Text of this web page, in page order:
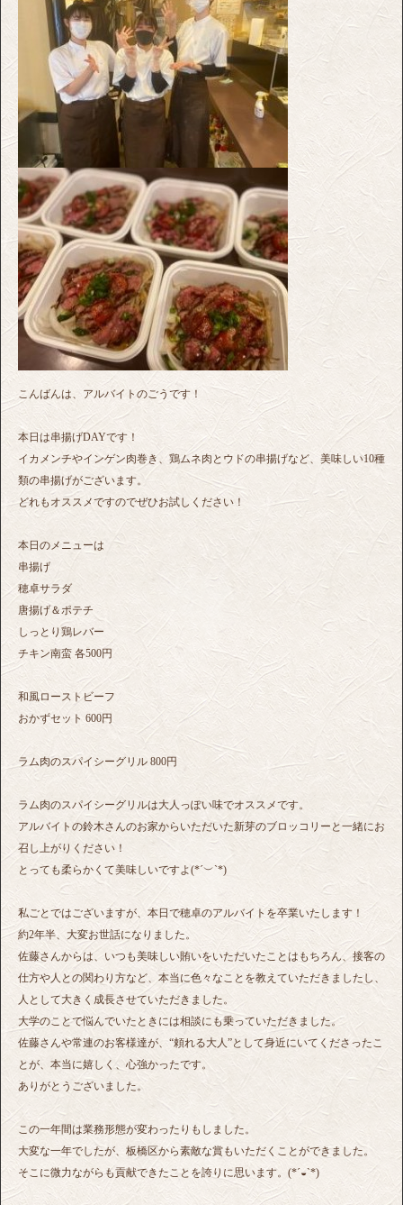
こんばんは、アルバイトのごうです！
本日は串揚げDAYです！
イカメンチやインゲン肉巻き、鶏ムネ肉とウドの串揚げなど、美味しい10種
類の串揚げがございます。
どれもオススメですのでぜひお試しください！
本日のメニューは
串揚げ
穂卓サラダ
唐揚げ＆ポテチ
しっとり鶏レバー
チキン南蛮 各500円
和風ローストビーフ
おかずセット 600円
ラム肉のスパイシーグリル 800円
ラム肉のスパイシーグリルは大人っぽい味でオススメです。
アルバイトの鈴木さんのお家からいただいた新芽のブロッコリーと一緒にお
召し上がりください！
とっても柔らかくて美味しいですよ(*´︶`*)
私ごとではございますが、本日で穂卓のアルバイトを卒業いたします！
約2年半、大変お世話になりました。
佐藤さんからは、いつも美味しい賄いをいただいたことはもちろん、接客の
仕方や人との関わり方など、本当に色々なことを教えていただきましたし、
人として大きく成長させていただきました。
大学のことで悩んでいたときには相談にも乗っていただきました。
佐藤さんや常連のお客様達が、“頼れる大人”として身近にいてくださったこ
とが、本当に嬉しく、心強かったです。
ありがとうございました。
この一年間は業務形態が変わったりもしました。
大変な一年でしたが、板橋区から素敵な賞もいただくことができました。
そこに微力ながらも貢献できたことを誇りに思います。(*´◒`*)